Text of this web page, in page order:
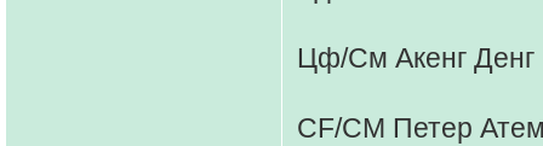
Цф/См Акенг
CF/CM Петер